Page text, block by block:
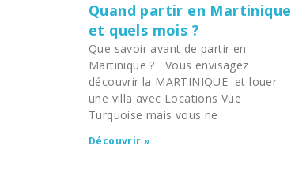
Quand partir en Martinique
et quels mois ?
Que savoir avant de partir en
Martinique ? Vous envisagez
découvrir la MARTINIQUE et louer
une villa avec Locations Vue
Turquoise mais vous ne
Découvrir »